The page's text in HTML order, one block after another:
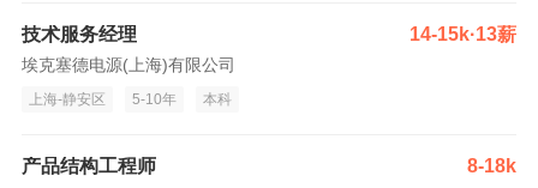
技术服务经理 14-15k·13薪
埃克塞德电源(上海)有限公司
上海-静安区 5-10年 本科
产品结构工程师 8-18k